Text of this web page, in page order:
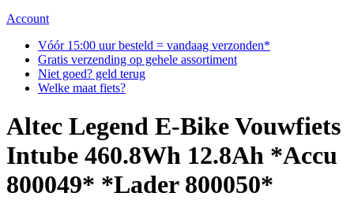
Account
Vóór 15:00 uur besteld = vandaag verzonden*
Gratis verzending op gehele assortiment
Niet goed? geld terug
Welke maat fiets?
Altec Legend E-Bike Vouwfiets
Intube 460.8Wh 12.8Ah *Accu
800049* *Lader 800050*